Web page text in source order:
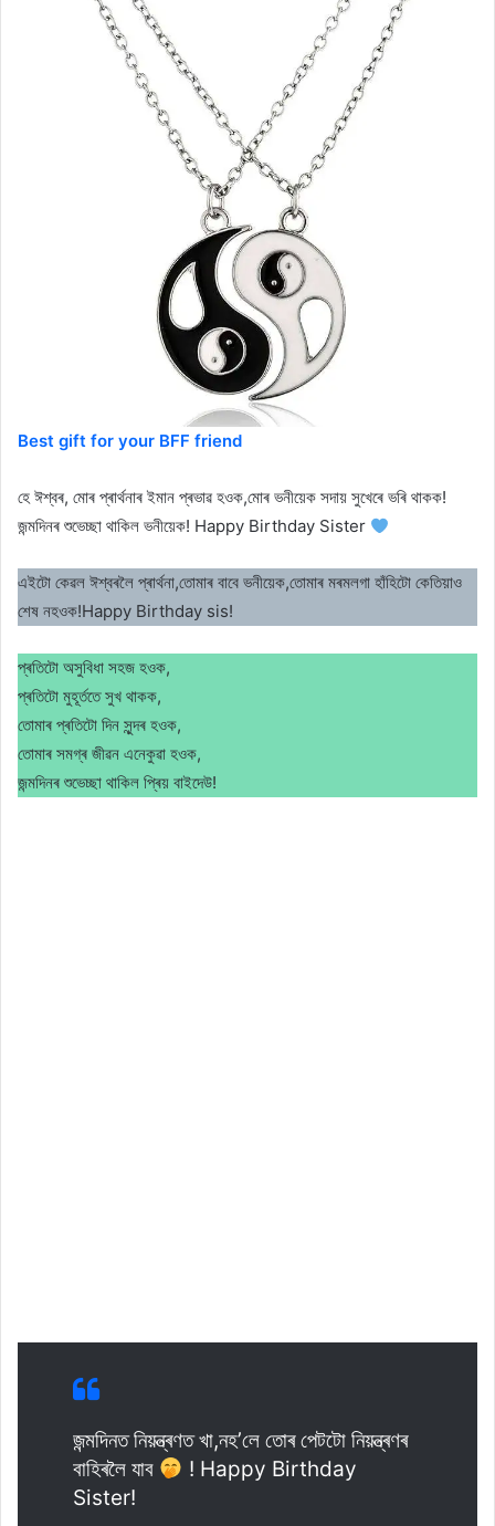
Best gift for your BFF friend
হে ঈশ্বৰ, মোৰ প্ৰাৰ্থনাৰ ইমান প্ৰভাৱ হওক,মোৰ ভনীয়েক সদায় সুখেৰে ভৰি থাকক!
জন্মদিনৰ শুভেচ্ছা থাকিল ভনীয়েক! Happy Birthday Sister
এইটো কেৱল ঈশ্বৰলৈ প্ৰাৰ্থনা,তোমাৰ বাবে ভনীয়েক,তোমাৰ মৰমলগা হাঁহিটো কেতিয়াও
শেষ নহওক!Happy Birthday sis!
প্ৰতিটো অসুবিধা সহজ হওক,
প্ৰতিটো মুহূৰ্ততে সুখ থাকক,
তোমাৰ প্ৰতিটো দিন সুন্দৰ হওক,
তোমাৰ সমগ্ৰ জীৱন এনেকুৱা হওক,
জন্মদিনৰ শুভেচ্ছা থাকিল প্ৰিয় বাইদেউ!
জন্মদিনত নিয়ন্ত্ৰণত খা,নহ’লে তোৰ পেটটো নিয়ন্ত্ৰণৰ
বাহিৰলৈ যাব
! Happy Birthday
Sister!